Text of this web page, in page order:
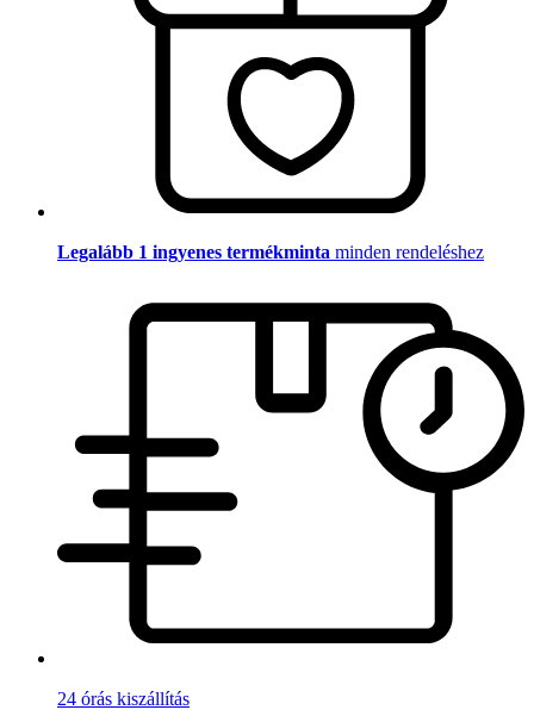
Legalább 1 ingyenes termékminta minden rendeléshez
24 órás kiszállítás